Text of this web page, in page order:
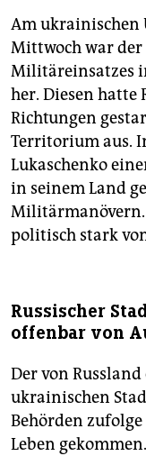
Am ukrainischen
Mittwoch war der
Militäreinsatzes
her. Diesen hatte
Richtungen
Territorium aus.
Lukaschenko
in seinem Land
politisch stark
Russischer
offenbar von
Der von
ukrainischen
Behörden
Leben